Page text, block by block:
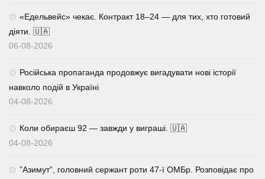
«Едельвейс» чекає. Контракт 18–24 — для тих, хто готовий
діяти. 🇺🇦
06-08-2026
Російська пропаганда продовжує вигадувати нові історії
навколо подій в Україні
04-08-2026
Коли обираєш 92 — завжди у виграші. 🇺🇦
04-08-2026
⁨”Азимут”, головний сержант роти 47-ї ОМБр. Розповідає про